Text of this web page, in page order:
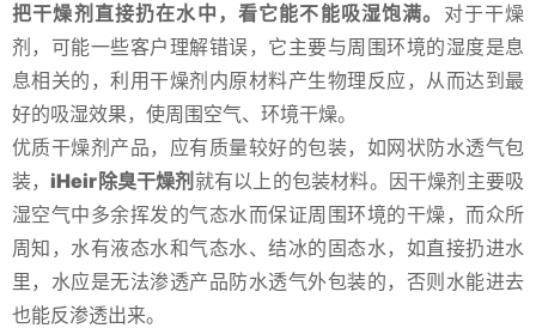
把干燥剂直接扔在水中，看它能不能吸湿饱满。 对于干燥
剂，可能一些客户理解错误，它主要与周围环境的湿度是息
息相关的，利用干燥剂内原材料产生物理反应，从而达到最
好的吸湿效果，使周围空气、环境干燥。
优质干燥剂产品，应有质量较好的包装，如网状防水透气包
装，iHeir除臭干燥剂 就有以上的包装材料。因干燥剂主要吸
湿空气中多余挥发的气态水而保证周围环境的干燥，而众所
周知，水有液态水和气态水、结冰的固态水，如直接扔进水
里，水应是无法渗透产品防水透气外包装的，否则水能进去
也能反渗透出来。